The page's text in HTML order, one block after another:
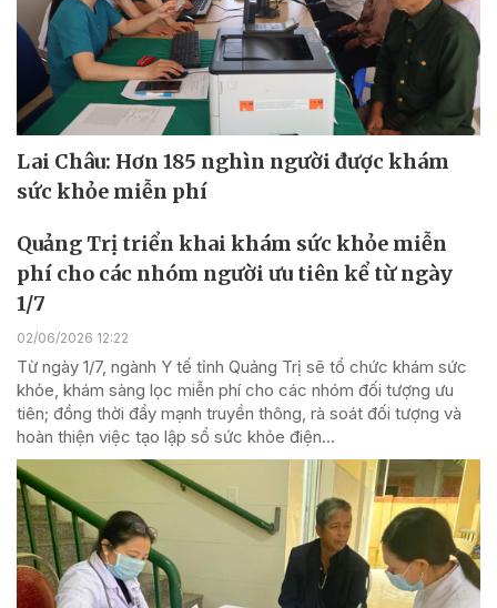
Lai Châu: Hơn 185 nghìn người được khám
sức khỏe miễn phí
Quảng Trị triển khai khám sức khỏe miễn
phí cho các nhóm người ưu tiên kể từ ngày
1/7
02/06/2026 12:22
Từ ngày 1/7, ngành Y tế tỉnh Quảng Trị sẽ tổ chức khám sức
khỏe, khám sàng lọc miễn phí cho các nhóm đối tượng ưu
tiên; đồng thời đẩy mạnh truyền thông, rà soát đối tượng và
hoàn thiện việc tạo lập sổ sức khỏe điện...